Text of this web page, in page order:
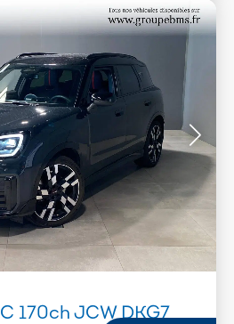
C 170ch JCW DKG7